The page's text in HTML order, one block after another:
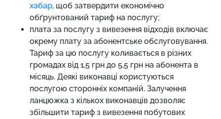
хабар, щоб затвердити економічно
обґрунтований тариф на послугу;
плата за послугу з вивезення відходів включає
окрему плату за абонентське обслуговування.
Тариф за цю послугу коливається в різних
громадах від 1,5 грн до 5,5 грн на абонента в
місяць. Деякі виконавці користуються
послугою сторонніх компаній. Залучення
ланцюжка з кількох виконавців дозволяє
збільшити тариф з вивезення побутових